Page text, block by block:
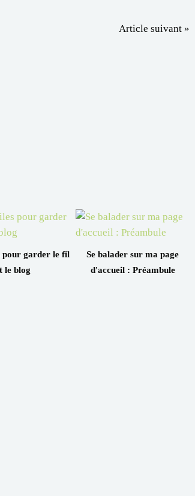
Article suivant »
pour garder le fil
le blog
Se balader sur ma page
d'accueil : Préambule